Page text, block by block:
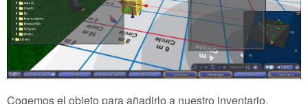
Cogemos el objeto para añadirlo a nuestro inventario.